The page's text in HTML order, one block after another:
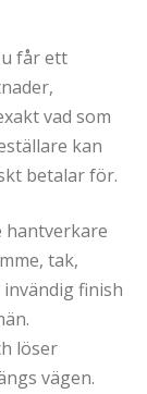
får ett
vad som
kan
betalar för.
hantverkare
tak,
finish
löser
vägen.